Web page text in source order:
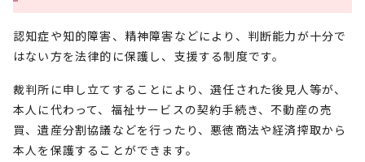
認知症や知的障害、精神障害などにより、判断能力が十分で
はない方を法律的に保護し、支援する制度です。
裁判所に申し立てすることにより、選任された後見人等が、
本人に代わって、福祉サービスの契約手続き、不動産の売
買、遺産分割協議などを行ったり、悪徳商法や経済搾取から
本人を保護することができます。